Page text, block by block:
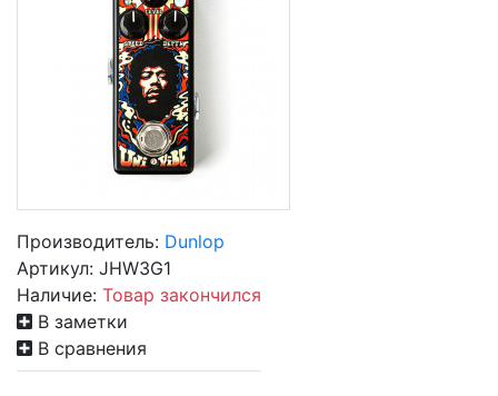
Производитель: Dunlop
Артикул: JHW3G1
Наличие: Товар закончился
В заметки
В сравнения